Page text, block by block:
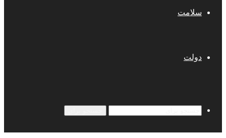
سلامت
دولت